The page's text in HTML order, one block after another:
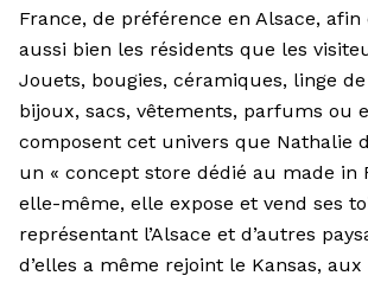
France, de préférence en Alsace, afin
aussi bien les résidents que les
Jouets, bougies, céramiques, linge
bijoux, sacs, vêtements, parfums ou
composent cet univers que Nathalie
un « concept store dédié au made in
elle-même, elle expose et vend ses
représentant l’Alsace et d’autres
d’elles a même rejoint le Kansas, aux